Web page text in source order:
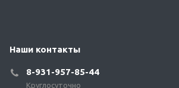
Наши контакты
8-931-957-85-44
Круглосуточно